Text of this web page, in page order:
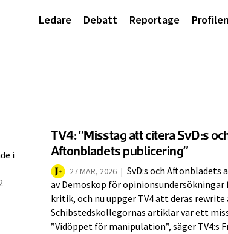
Ledare Debatt Reportage Profilen
i
TV4: ”Misstag att citera SvD:s
Aftonbladets publicering”
27 MAR, 2026 | SvD:s och Aftonbladets
av Demoskop för opinionsundersökningar
kritik, och nu uppger TV4 att deras rewrite
Schibstedskollegornas artiklar var ett
”Vidöppet för manipulation”, säger TV4:s